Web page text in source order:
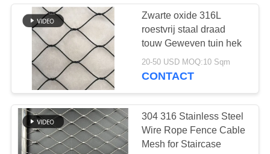
NIEUWS
VERZOEK
OM EEN
CITAAT
SITEMAP
Zwarte oxide 316L
roestvrij staal draad
touw Geweven tuin hek
20-50 USD MOQ:10 Sqm
CONTACT
304 316 Stainless Steel
Wire Rope Fence Cable
Mesh for Staircase